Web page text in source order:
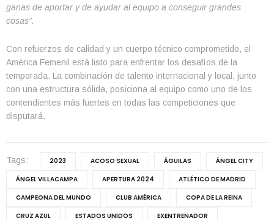
ganas de aportar y de ayudar al equipo a conseguir grandes
cosas”.
Con refuerzos de calidad y un cuerpo técnico comprometido, el
América Femenil está listo para enfrentar los desafíos de la
temporada. La combinación de talento internacional y local, junto
con una estructura sólida, posiciona al equipo como uno de los
contendientes más fuertes en todas las competiciones que
disputará.
Tags: 2023 ACOSO SEXUAL ÁGUILAS
ÁNGEL CITY
ÁNGEL VILLACAMPA
APERTURA 2024
ATLÉTICO DE MADRID
CAMPEONA DEL MUNDO
CLUB AMÉRICA
COPA DE LA REINA
CRUZ AZUL
ESTADOS UNIDOS
EXENTRENADOR